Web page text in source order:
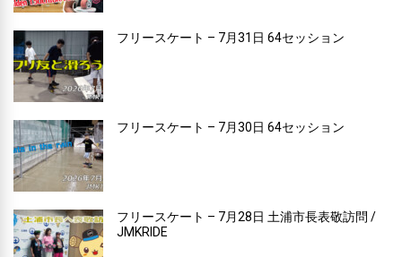
フリースケート – 7月31日 64セッション
フリースケート – 7月30日 64セッション
フリースケート – 7月28日 土浦市長表敬訪問 /
JMKRIDE